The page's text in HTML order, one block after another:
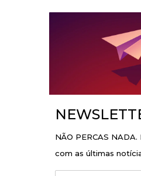
NÃO PERCAS
com as últimas